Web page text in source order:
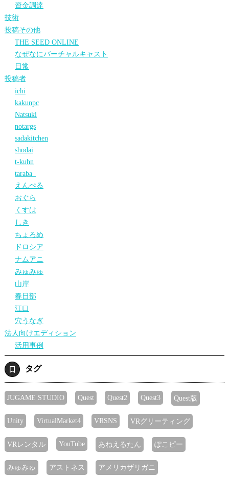
資金調達
技術
投稿その他
THE SEED ONLINE
なぜなにバーチャルキャスト
日常
投稿者
ichi
kakunpc
Natsuki
notargs
sadakitchen
shodai
t-kuhn
taraba_
えんぺる
おぐら
くすは
しき
ちょろめ
ドロシア
ナムアニ
みゅみゅ
山岸
春日部
江口
穴うなぎ
法人向けエディション
活用事例
タグ
JUGAME STUDIO Quest Quest2 Quest3 Quest版
Unity VirtualMarket4 VRSNS VRグリーティング
VRレンタル YouTube あねえるたん ぽこピー
みゅみゅ アストネス アメリカザリガニ